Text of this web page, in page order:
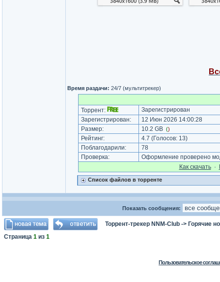
Время раздачи: 24/7 (мультитрекер)
Торрент:
Зарегистрирован
Зарегистрирован:
12 Июн 2026 14:00:28
Размер:
10.2 GB ()
Рейтинг: 4.7 (Голосов: 13)
Поблагодарили:
78
Проверка:
Оформление проверено
Как cкачать·
Список файлов в торренте
Показать сообщения:
Торрент-трекер NNM-Club -> Горячие
Страница 1 из 1
Пользовательское